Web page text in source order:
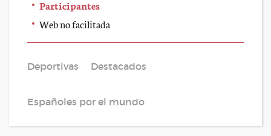
Participantes
Web no facilitada
Deportivas Destacados
Españoles por el mundo